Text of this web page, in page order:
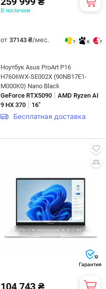
В наличии
от 37143 ₴/мес. 7 6 7
Ноутбук Asus ProArt P16
H7606WX-SE002X (90NB17E1-
M000K0) Nano Black
GeForce RTX5090
AMD Ryzen AI
9 HX 370
16"
Бесплатная доставка
12
Гарантия
104 743 ₴